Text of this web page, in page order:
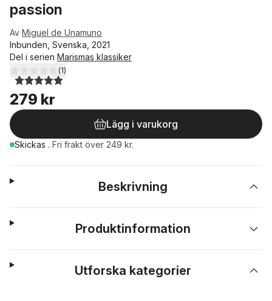
passion
Av Miguel de Unamuno
Inbunden, Svenska, 2021
Del i serien Marismas klassiker
5,0utav 5 stjärnor. Totalt antal röster:
(1)
279 kr
Lägg i varukorg
Skickas . Fri frakt över 249 kr.
Beskrivning
Produktinformation
Utforska kategorier